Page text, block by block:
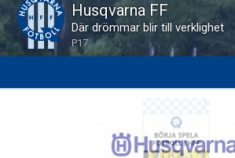
Husqvarna FF
Där drömmar blir till verklighet
P17